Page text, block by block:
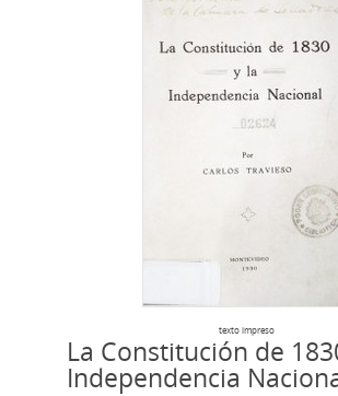
texto impreso
La Constitución de
Independencia